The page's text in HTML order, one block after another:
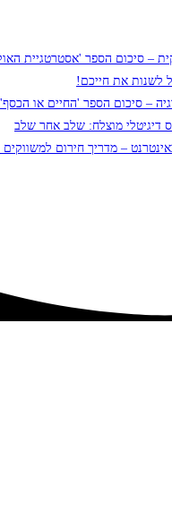
– סיכום הספר 'אסטרטגיית
לשנות את חייכם!
– סיכום הספר 'החיים או הכסף'
דיגיטלי מוצלח: שלב אחר שלב
– מדריך חירום